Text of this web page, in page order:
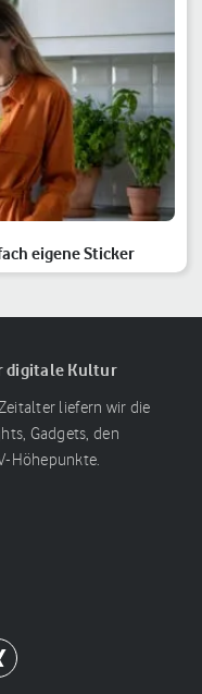
eigene Sticker
digitale Kultur
liefern wir die
Gadgets, den
Höhepunkte.